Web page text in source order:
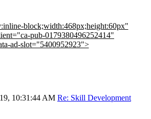
block;width:468px;height:60px"
pub-0179380496252414"
ad-slot="5400952923">
10:31:44 AM Re: Skill Development